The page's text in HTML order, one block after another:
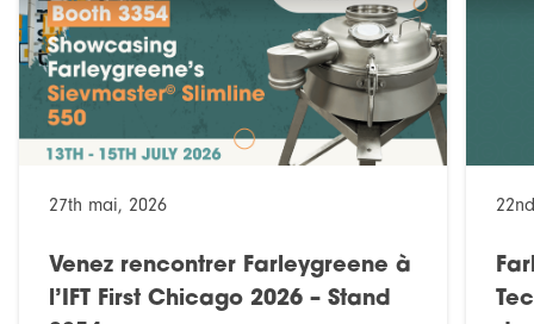
27th mai, 2026
Venez rencontrer Farleygreene à
l’IFT First Chicago 2026 – Stand